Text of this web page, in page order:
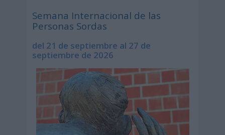
Semana Internacional de las
Personas Sordas
del 21 de septiembre al 27 de
septiembre de 2026